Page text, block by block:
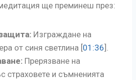
ще преминеш през:
Изграждане на
от синя светлина [01:36].
Прерязване на
страховете и съмненията